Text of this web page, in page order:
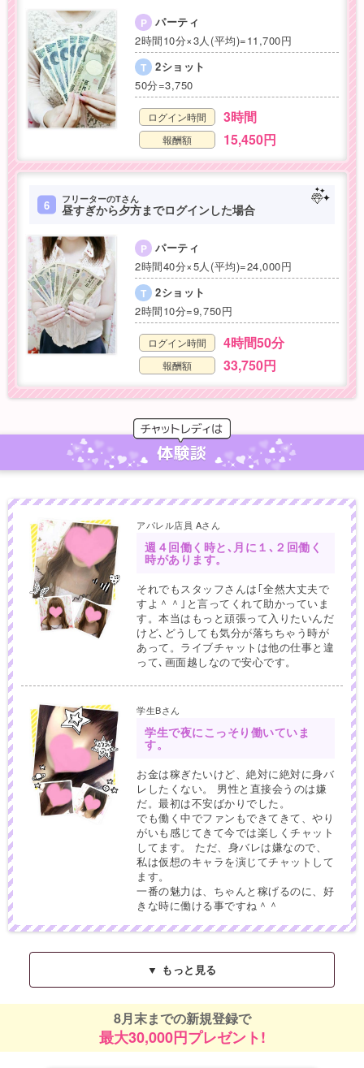
P パーティ
2時間10分×3人(平均)=11,700円
T
2ショット
50分=3,750
ログイン時間 3時間
報酬額 15,450円
6 フリーターのTさん
昼すぎから夕方までログインした場合
P パーティ
2時間40分×5人(平均)=24,000円
T
2ショット
2時間10分=9,750円
ログイン時間 4時間50分
報酬額 33,750円
体験談
アパレル店員 Aさん
週４回働く時と､月に１､２回働く
時があります。
それでもスタッフさんは｢全然大丈夫で
すよ＾＾｣と言ってくれて助かっていま
す。本当はもっと頑張って入りたいんだ
けど､どうしても気分が落ちちゃう時が
あって。ライブチャットは他の仕事と違
って､画面越しなので安心です。
学生Bさん
学生で夜にこっそり働いていま
す。
お金は稼ぎたいけど、絶対に絶対に身バ
レしたくない。 男性と直接会うのは嫌
だ。最初は不安ばかりでした。
でも働く中でファンもできてきて、やり
がいも感じてきて今では楽しくチャット
してます。 ただ、身バレは嫌なので、
私は仮想のキャラを演じてチャットして
ます。
一番の魅力は、ちゃんと稼げるのに、好
きな時に働ける事ですね＾＾
▼ もっと見る
8月末までの新規登録で
最大30,000円プレゼント!